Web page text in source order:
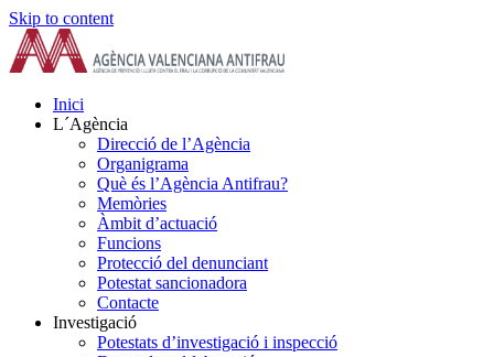
Skip to content
Inici
L´Agència
Direcció de l’Agència
Organigrama
Què és l’Agència Antifrau?
Memòries
Àmbit d’actuació
Funcions
Protecció del denunciant
Potestat sancionadora
Contacte
Investigació
Potestats d’investigació i inspecció